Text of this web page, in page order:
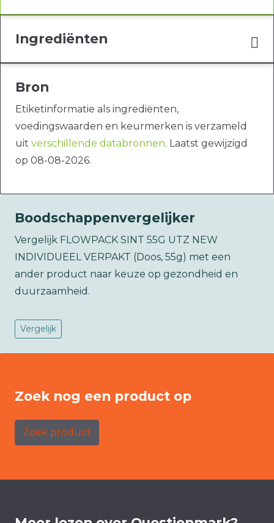
Ingrediënten
Bron
Etiketinformatie als ingrediënten,
voedingswaarden en keurmerken is verzameld
uit verschillende databronnen. Laatst gewijzigd
op 08-08-2026.
Boodschappenvergelijker
Vergelijk FLOWPACK SINT 55G UTZ NEW
INDIVIDUEEL VERPAKT (Doos, 55g) met een
ander product naar keuze op gezondheid en
duurzaamheid.
Vergelijk
Zoek nog een product op
Zoek product